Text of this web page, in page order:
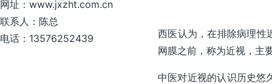
网址：www.jxzht.com.cn
联系人：陈总
电话：13576252439
西医认为，在排除病理性
网膜之前，称为近视，主
中医对近视的认识历史悠